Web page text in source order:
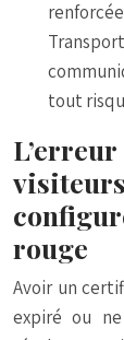
tout
rouge
Avoir un
expiré ou